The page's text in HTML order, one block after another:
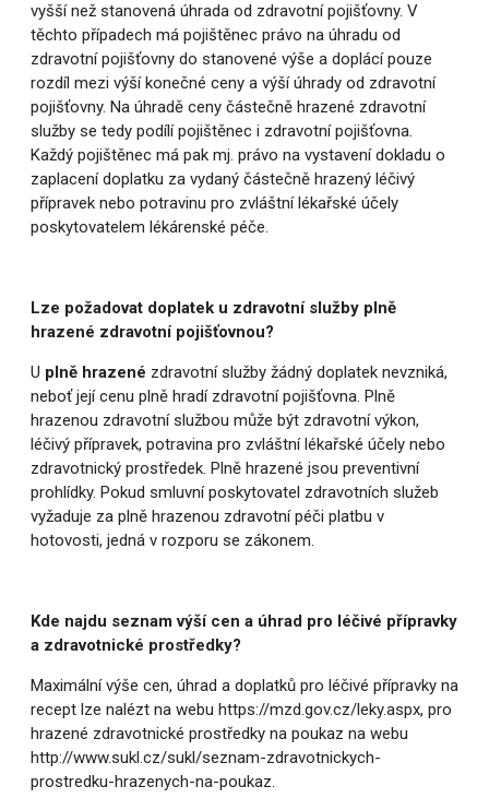
vyšší než stanovená úhrada od zdravotní pojišťovny. V
těchto případech má pojištěnec právo na úhradu od
zdravotní pojišťovny do stanovené výše a doplácí pouze
rozdíl mezi výší konečné ceny a výší úhrady od zdravotní
pojišťovny. Na úhradě ceny částečně hrazené zdravotní
služby se tedy podílí pojištěnec i zdravotní pojišťovna.
Každý pojištěnec má pak mj. právo na vystavení dokladu o
zaplacení doplatku za vydaný částečně hrazený léčivý
přípravek nebo potravinu pro zvláštní lékařské účely
poskytovatelem lékárenské péče.
Lze požadovat doplatek u zdravotní služby plně
hrazené zdravotní pojišťovnou?
U plně hrazené zdravotní služby žádný doplatek nevzniká,
neboť její cenu plně hradí zdravotní pojišťovna. Plně
hrazenou zdravotní službou může být zdravotní výkon,
léčivý přípravek, potravina pro zvláštní lékařské účely nebo
zdravotnický prostředek. Plně hrazené jsou preventivní
prohlídky. Pokud smluvní poskytovatel zdravotních služeb
vyžaduje za plně hrazenou zdravotní péči platbu v
hotovosti, jedná v rozporu se zákonem.
Kde najdu seznam výší cen a úhrad pro léčivé přípravky
a zdravotnické prostředky?
Maximální výše cen, úhrad a doplatků pro léčivé přípravky na
recept lze nalézt na webu https://mzd.gov.cz/leky.aspx, pro
hrazené zdravotnické prostředky na poukaz na webu
http://www.sukl.cz/sukl/seznam-zdravotnickych-
prostredku-hrazenych-na-poukaz.